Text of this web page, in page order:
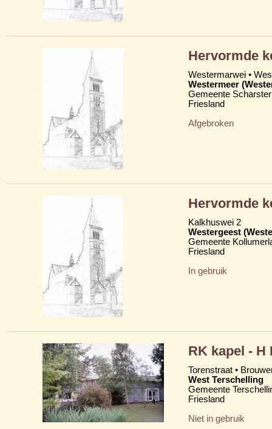
Hervormde
Westermarwei •
Westermeer
Gemeente
Friesland
Afgebroken
Hervormde
Kalkhuswei 2
Westergeest
Gemeente
Friesland
In gebruik
RK kapel - H
Torenstraat •
West Terschelling
Gemeente
Friesland
Niet in gebruik